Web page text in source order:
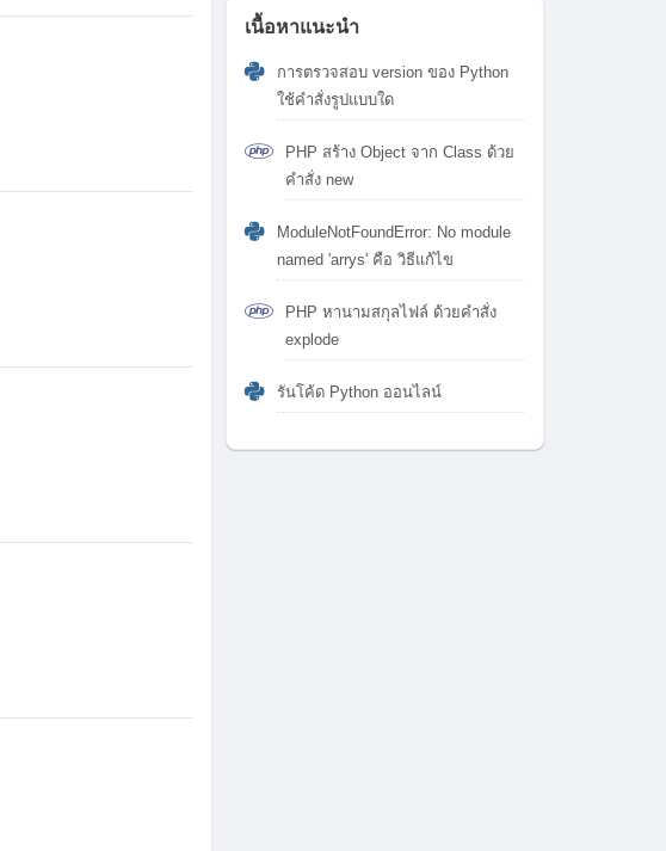
เนื้อหาแนะนำ
การตรวจสอบ version ของ Python
ใช้คำสั่งรูปแบบใด
PHP สร้าง Object จาก Class ด้วย
คำสั่ง new
ModuleNotFoundError: No module
named 'arrys' คือ วิธีแก้ไข
PHP หานามสกุลไฟล์ ด้วยคำสั่ง
explode
รันโค้ด Python ออนไลน์